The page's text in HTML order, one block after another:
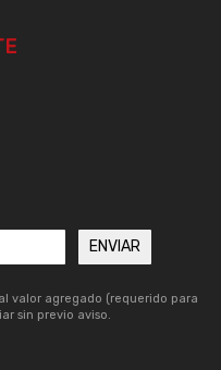
valor agregado (requerido para
sin previo aviso.